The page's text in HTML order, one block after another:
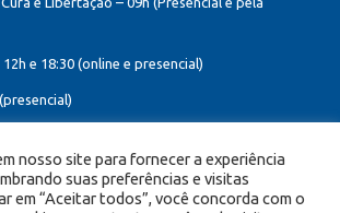
e 18:30 (online e presencial)
de Jesus:
nosso site para fornecer a experiência
suas preferências e visitas
em “Aceitar todos”, você concorda com o